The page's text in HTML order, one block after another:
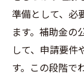
準備として、必
ます。補助金の
して、申請要件
す。この段階で